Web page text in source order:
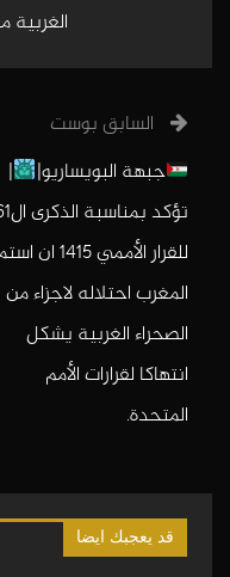
الغربية
السابق بوست
جبهة البويساريو|
|
تؤكد
للقرار الأممي 1415
المغرب احتلاله لاجزاء من
الصحراء الغربية يشكل
انتهاكا لقرارات الأمم
المتحدة.
قد يعجبك ايضا